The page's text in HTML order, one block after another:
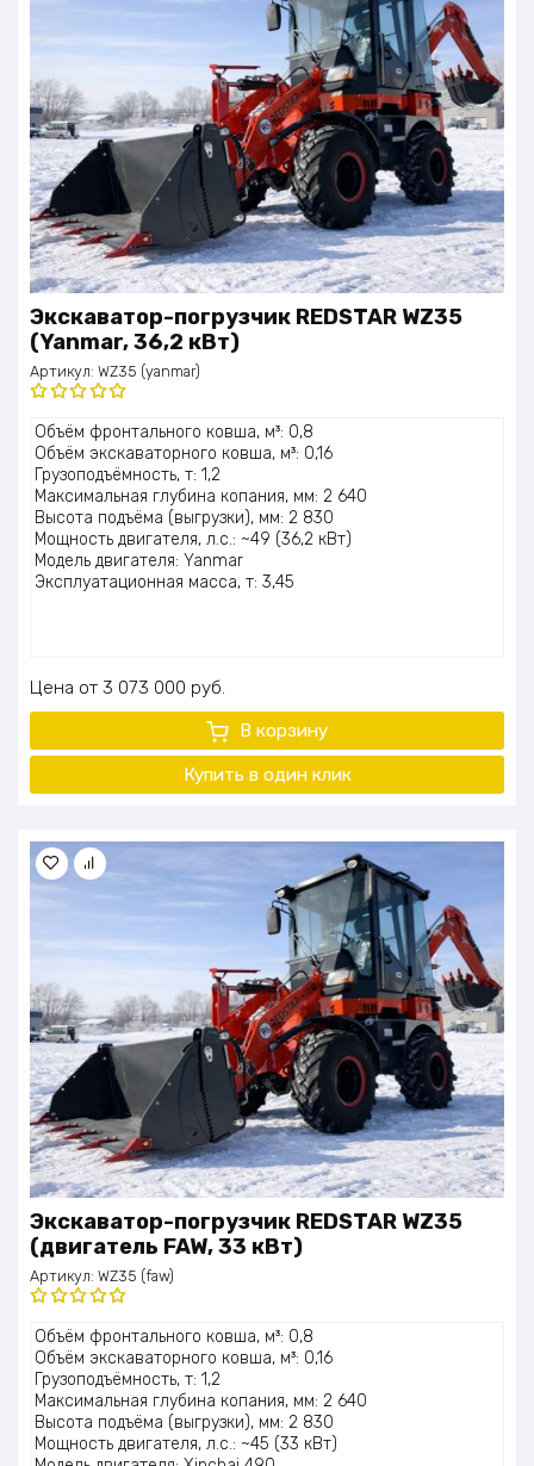
Экскаватор-погрузчик REDSTAR WZ35
(Yanmar, 36,2 кВт)
Артикул: WZ35 (yanmar)
Оценка
5.00из 5
Объём фронтального ковша, м³: 0,8
Объём экскаваторного ковша, м³: 0,16
Грузоподъёмность, т: 1,2
Максимальная глубина копания, мм: 2 640
Высота подъёма (выгрузки), мм: 2 830
Мощность двигателя, л.с.: ~49 (36,2 кВт)
Модель двигателя: Yanmar
Эксплуатационная масса, т: 3,45
Цена 3 073 000 руб.
В корзину
Купить в один клик
Экскаватор-погрузчик REDSTAR WZ35
(двигатель FAW, 33 кВт)
Артикул: WZ35 (faw)
Оценка
5.00из 5
Объём фронтального ковша, м³: 0,8
Объём экскаваторного ковша, м³: 0,16
Грузоподъёмность, т: 1,2
Максимальная глубина копания, мм: 2 640
Высота подъёма (выгрузки), мм: 2 830
Мощность двигателя, л.с.: ~45 (33 кВт)